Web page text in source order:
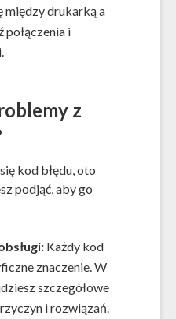
między drukarką a
połączenia i
z
kod błędu, oto
podjąć, aby go
Każdy kod
znaczenie. W
szczegółowe
i rozwiązań.